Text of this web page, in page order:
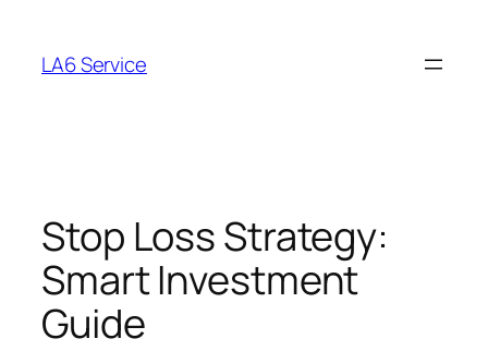
content
LA6 Service
Stop Loss Strategy:
Smart Investment
Guide